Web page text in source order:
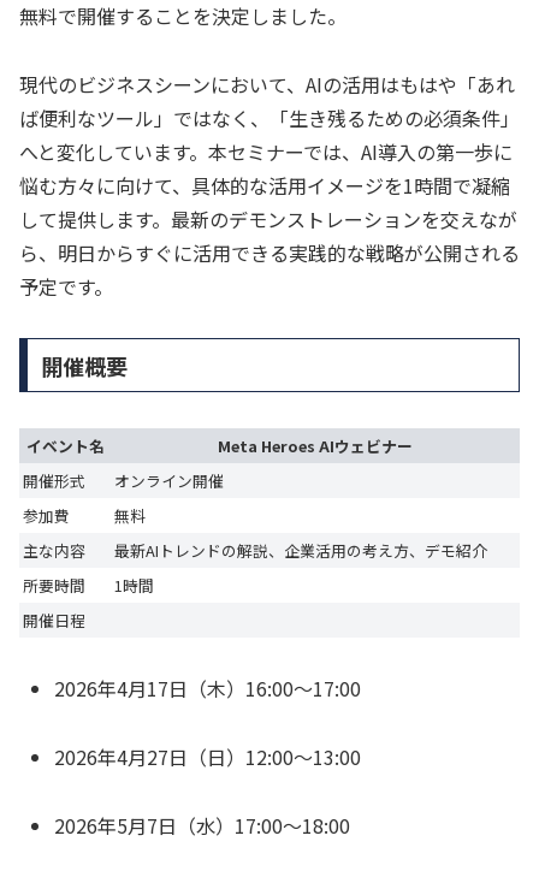
無料で開催することを決定しました。
現代のビジネスシーンにおいて、AIの活用はもはや「あれ
ば便利なツール」ではなく、「生き残るための必須条件」
へと変化しています。本セミナーでは、AI導入の第一歩に
悩む方々に向けて、具体的な活用イメージを1時間で凝縮
して提供します。最新のデモンストレーションを交えなが
ら、明日からすぐに活用できる実践的な戦略が公開される
予定です。
開催概要
イベント名
Meta Heroes AIウェビナー
開催形式
オンライン開催
参加費
無料
主な内容
最新AIトレンドの解説、企業活用の考え方、デモ紹介
所要時間
1時間
開催日程
2026年4月17日（木）16:00〜17:00
2026年4月27日（日）12:00〜13:00
2026年5月7日（水）17:00〜18:00